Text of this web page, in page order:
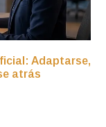
Adaptarse,
atrás